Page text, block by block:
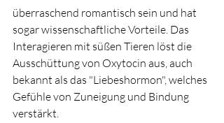
überraschend romantisch sein und hat
sogar wissenschaftliche Vorteile. Das
Interagieren mit süßen Tieren löst die
Ausschüttung von Oxytocin aus, auch
bekannt als das "Liebeshormon", welches
Gefühle von Zuneigung und Bindung
verstärkt.